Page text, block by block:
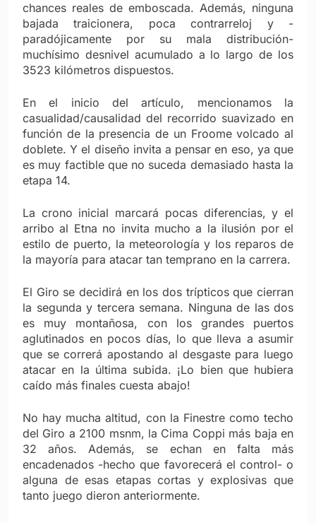
chances reales de emboscada. Además, ninguna
bajada traicionera, poca contrarreloj y -
paradójicamente por su mala distribución-
muchísimo desnivel acumulado a lo largo de los
3523 kilómetros dispuestos.
En el inicio del artículo, mencionamos la
casualidad/causalidad del recorrido suavizado en
función de la presencia de un Froome volcado al
doblete. Y el diseño invita a pensar en eso, ya que
es muy factible que no suceda demasiado hasta la
etapa 14.
La crono inicial marcará pocas diferencias, y el
arribo al Etna no invita mucho a la ilusión por el
estilo de puerto, la meteorología y los reparos de
la mayoría para atacar tan temprano en la carrera.
El Giro se decidirá en los dos trípticos que cierran
la segunda y tercera semana. Ninguna de las dos
es muy montañosa, con los grandes puertos
aglutinados en pocos días, lo que lleva a asumir
que se correrá apostando al desgaste para luego
atacar en la última subida. ¡Lo bien que hubiera
caído más finales cuesta abajo!
No hay mucha altitud, con la Finestre como techo
del Giro a 2100 msnm, la Cima Coppi más baja en
32 años. Además, se echan en falta más
encadenados -hecho que favorecerá el control- o
alguna de esas etapas cortas y explosivas que
tanto juego dieron anteriormente.